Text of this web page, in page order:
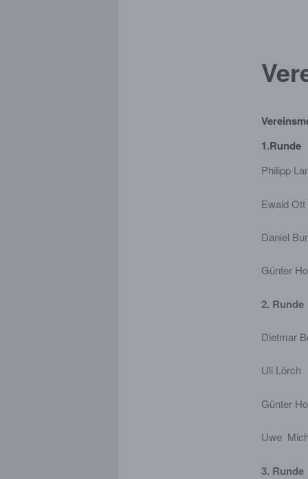
1.Runde
Daniel
2. Runde
Uli
Günter
Uwe
3. Runde